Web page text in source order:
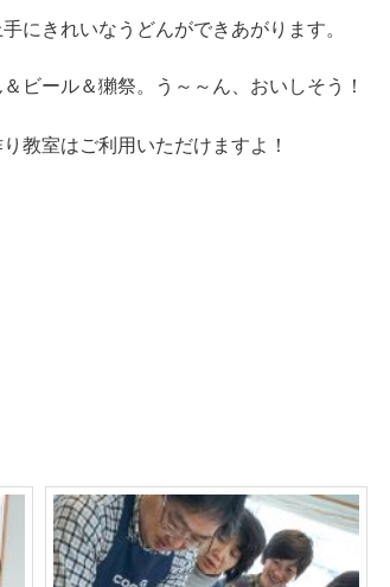
にきれいなうどんができあがります。
ビール＆獺祭。う～～ん、おいしそう！
教室はご利用いただけますよ！